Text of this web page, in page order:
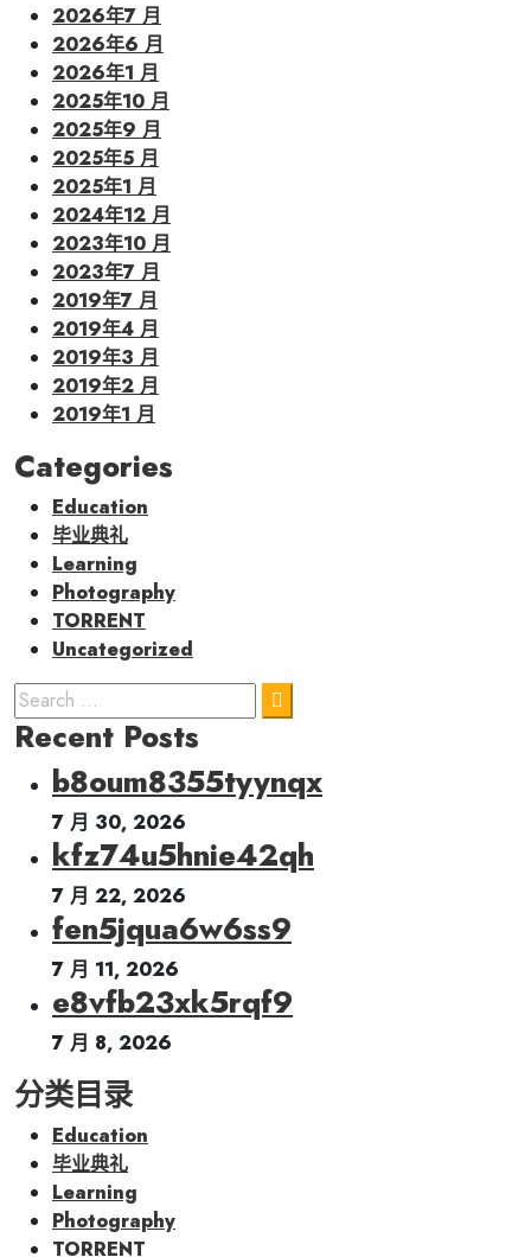
2026年7 月
2026年6 月
2026年1 月
2025年10 月
2025年9 月
2025年5 月
2025年1 月
2024年12 月
2023年10 月
2023年7 月
2019年7 月
2019年4 月
2019年3 月
2019年2 月
2019年1 月
Categories
Education
毕业典礼
Learning
Photography
TORRENT
Uncategorized
Recent Posts
b8oum8355tyynqx
7 月 30, 2026
kfz74u5hnie42qh
7 月 22, 2026
fen5jqua6w6ss9
7 月 11, 2026
e8vfb23xk5rqf9
7 月 8, 2026
分类目录
Education
毕业典礼
Learning
Photography
TORRENT